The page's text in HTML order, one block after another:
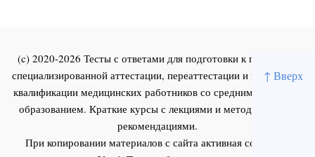
↑ Вверх
(c) 2020-2026 Тесты с ответами для подготовки к первичной
специализированной аттестации, переаттестации и повышения
квалификации медицинских работников со средним и высшим
образованием. Краткие курсы с лекциями и методическими
рекомендациями.
При копировании материалов с сайта активная ссылка на